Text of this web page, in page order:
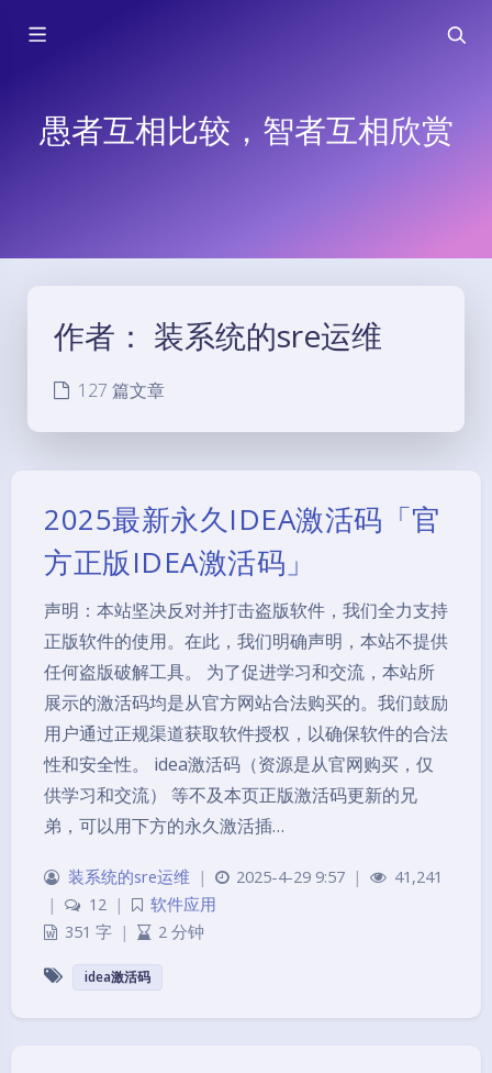
愚者互相比较，智者互相欣赏
作者： 装系统的sre运维
127 篇文章
2025最新永久IDEA激活码「官
方正版IDEA激活码」
声明：本站坚决反对并打击盗版软件，我们全力支持
正版软件的使用。在此，我们明确声明，本站不提供
任何盗版破解工具。 为了促进学习和交流，本站所
展示的激活码均是从官方网站合法购买的。我们鼓励
用户通过正规渠道获取软件授权，以确保软件的合法
性和安全性。 idea激活码（资源是从官网购买，仅
供学习和交流） 等不及本页正版激活码更新的兄
弟，可以用下方的永久激活插…
装系统的sre运维 | 2025-4-29 9:57 |
41,241
|
12 |
软件应用
351 字 | 2 分钟
idea激活码